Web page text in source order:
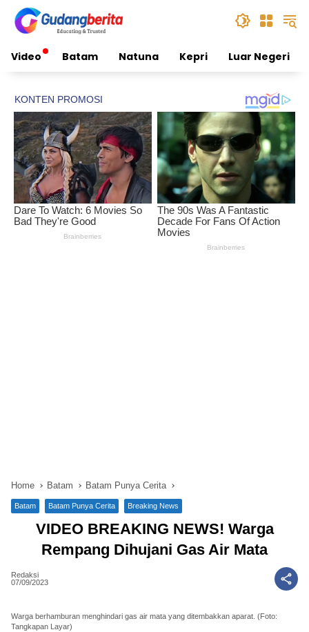
content
Video Batam Natuna Kepri Luar Negeri
Home Batam Batam Punya Cerita
Batam Batam Punya Cerita Breaking News
VIDEO BREAKING NEWS! Warga
Rempang Dihujani Gas Air Mata
Redaksi
07/09/2023
Warga berhamburan menghindari gas air mata yang ditembakkan aparat. (Foto:
Tangkapan Layar)